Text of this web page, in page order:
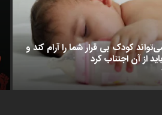
کودک بی قرار شما را آرام کند و
از آن اجتناب کرد